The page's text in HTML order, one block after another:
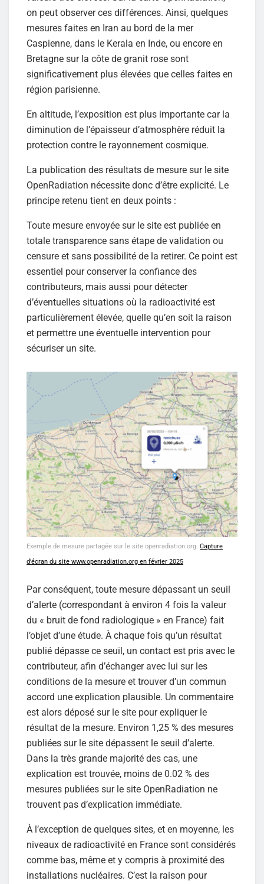
on peut observer ces différences. Ainsi, quelques
mesures faites en Iran au bord de la mer
Caspienne, dans le Kerala en Inde, ou encore en
Bretagne sur la côte de granit rose sont
significativement plus élevées que celles faites en
région parisienne.
En altitude, l’exposition est plus importante car la
diminution de l’épaisseur d’atmosphère réduit la
protection contre le rayonnement cosmique.
La publication des résultats de mesure sur le site
OpenRadiation nécessite donc d’être explicité. Le
principe retenu tient en deux points :
Toute mesure envoyée sur le site est publiée en
totale transparence sans étape de validation ou
censure et sans possibilité de la retirer. Ce point est
essentiel pour conserver la confiance des
contributeurs, mais aussi pour détecter
d’éventuelles situations où la radioactivité est
particulièrement élevée, quelle qu’en soit la raison
et permettre une éventuelle intervention pour
sécuriser un site.
Exemple de mesure partagée sur le site openradiation.org. Capture
d’écran du site www.openradiation.org en février 2025
Par conséquent, toute mesure dépassant un seuil
d’alerte (correspondant à environ 4 fois la valeur
du « bruit de fond radiologique » en France) fait
l’objet d’une étude. À chaque fois qu’un résultat
publié dépasse ce seuil, un contact est pris avec le
contributeur, afin d’échanger avec lui sur les
conditions de la mesure et trouver d’un commun
accord une explication plausible. Un commentaire
est alors déposé sur le site pour expliquer le
résultat de la mesure. Environ 1,25 % des mesures
publiées sur le site dépassent le seuil d’alerte.
Dans la très grande majorité des cas, une
explication est trouvée, moins de 0.02 % des
mesures publiées sur le site OpenRadiation ne
trouvent pas d’explication immédiate.
À l’exception de quelques sites, et en moyenne, les
niveaux de radioactivité en France sont considérés
comme bas, même et y compris à proximité des
installations nucléaires. C’est la raison pour